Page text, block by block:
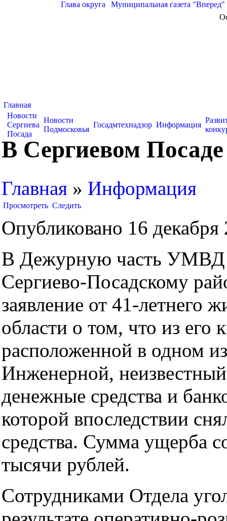
Глава округа Муниципальная газета "Вперед"
Главная
Новости
Сергиева
Посада
Новости
Подмосковья
Госадмтехнадзор Информация
В Сергиевом
Главная » Информация
Просмотреть Следить
Опубликовано 16 декабря
В Дежурную часть УМВД
Сергиево-Посадскому
заявление от 41-летнего
области о том, что из его
расположенной в одном
Инженерной,
денежные средства и
которой впоследствии
средства. Сумма ущерба
тысячи рублей.
Сотрудниками Отдела